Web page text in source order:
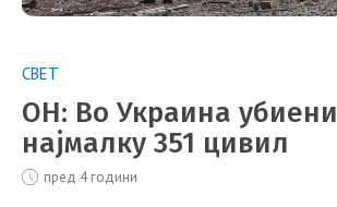
СВЕТ
ОН: Во Украина убиени
најмалку 351 цивил
пред 4 години